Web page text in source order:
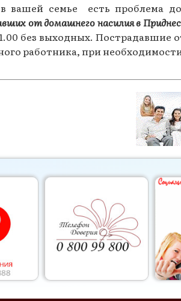
вашей семье есть проблема
от домашнего насилия в
без выходных. Пострадавшие
работника, при